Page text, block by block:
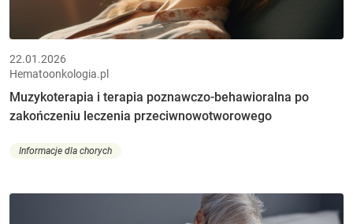
22.01.2026
Hematoonkologia.pl
Muzykoterapia i terapia poznawczo-behawioralna po
zakończeniu leczenia przeciwnowotworowego
Informacje dla chorych